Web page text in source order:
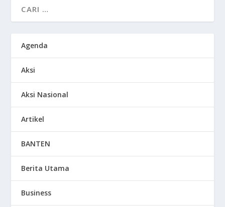
Agenda
Aksi
Aksi Nasional
Artikel
BANTEN
Berita Utama
Business